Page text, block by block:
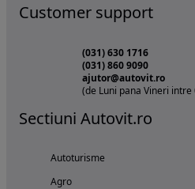
Customer support
(031) 630 1716
(031) 860 9090
ajutor@autovit.ro
(de Luni pana Vineri intre
Sectiuni Autovit.ro
Autoturisme
Agro